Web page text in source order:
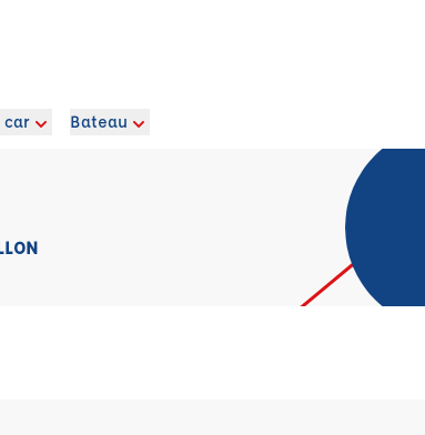
car Bateau